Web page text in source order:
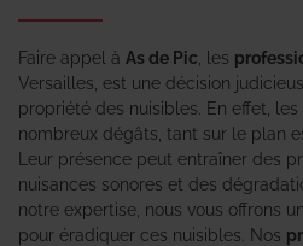
Faire appel à As de Pic , les
Versailles, est une décision
propriété des nuisibles. En effet,
nombreux dégâts, tant sur le plan
Leur présence peut entraîner des
nuisances sonores et des
notre expertise, nous vous offrons
pour éradiquer ces nuisibles. Nos